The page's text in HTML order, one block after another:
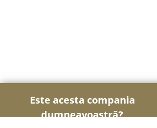
Este acesta compania
dumneavoastră?